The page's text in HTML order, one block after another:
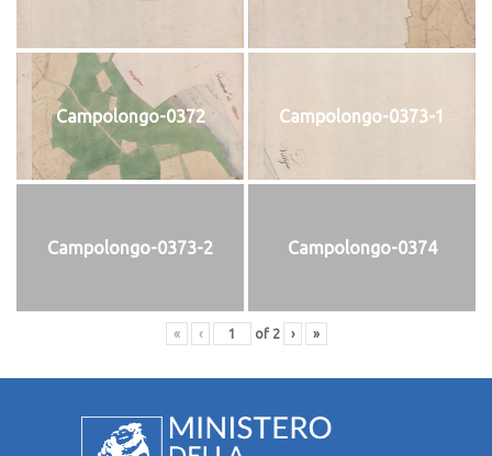
Campolongo-0372 Campolongo-0373-1
Campolongo-0373-2 Campolongo-0374
« ‹ of 2 › »